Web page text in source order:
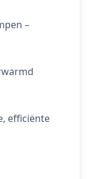
–
efficiënte